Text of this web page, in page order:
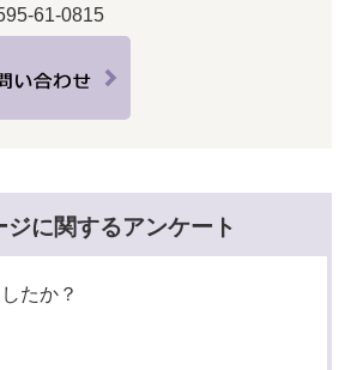
61-0815
ジに関するアンケート
たか？